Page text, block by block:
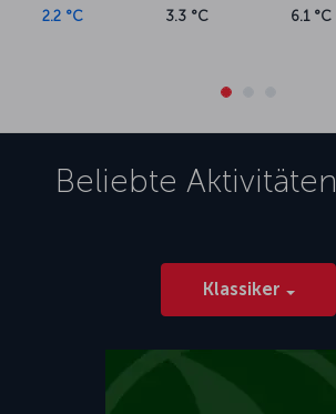
2.2 °C 3.3 °C 6.1 °C
Beliebte Aktivitäten
Klassiker